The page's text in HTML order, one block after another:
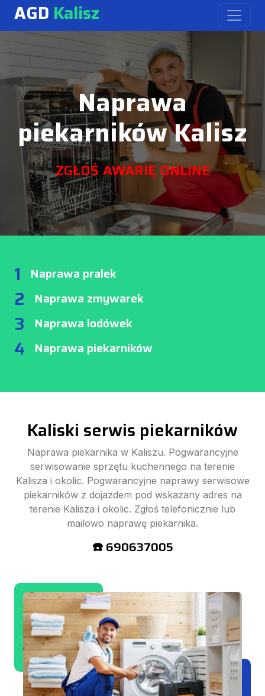
AGD Kalisz
Naprawa
piekarników Kalisz
ZGŁOŚ AWARIĘ ONLINE
1 Naprawa pralek
2 Naprawa zmywarek
3 Naprawa lodówek
4 Naprawa piekarników
Kaliski serwis piekarników
Naprawa piekarnika w Kaliszu. Pogwarancyjne
serwisowanie sprzętu kuchennego na terenie
Kalisza i okolic. Pogwarancyjne naprawy serwisowe
piekarników z dojazdem pod wskazany adres na
terenie Kalisza i okolic. Zgłoś telefonicznie lub
mailowo naprawę piekarnika.
☎️ 690637005